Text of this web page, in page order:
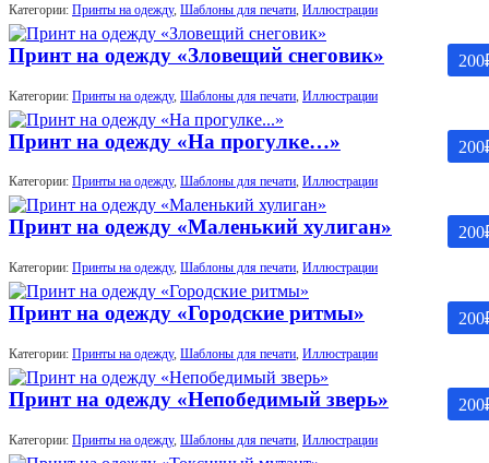
Категории: Принты на одежду, Шаблоны для печати, Иллюстрации
200
Принт на одежду «Зловещий снеговик»
Категории: Принты на одежду, Шаблоны для печати Иллюстрации
200
Принт на одежду «На прогулке…»
Категории: Принты на одежду, Шаблоны для печати, Иллюстрации
200
Принт на одежду «Маленький хулиган»
Категории: Принты на одежду, Шаблоны для печати, Иллюстрации
200
Принт на одежду «Городские ритмы»
Категории: Принты на одежду, Шаблоны для печати Иллюстрации
200
Принт на одежду «Непобедимый зверь»
Категории: Принты на одежду, Шаблоны для печати Иллюстрации